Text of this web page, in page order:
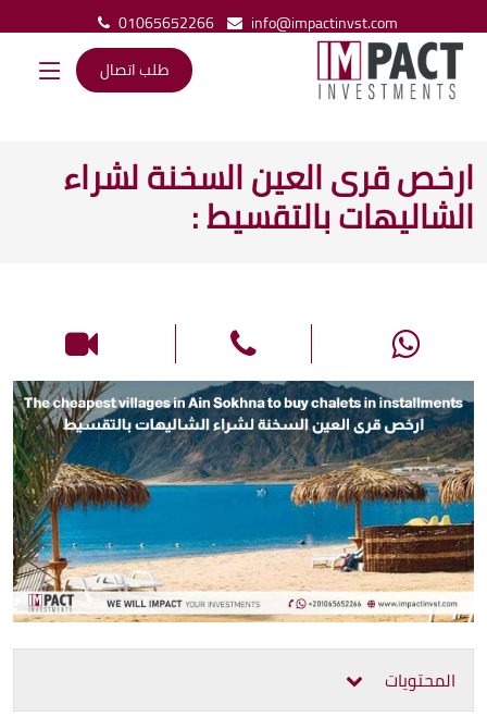
01065652266
info@impactinvst.com
طلب اتصال
ارخص قرى العين السخنة لشراء
الشاليهات بالتقسيط:
المحتويات